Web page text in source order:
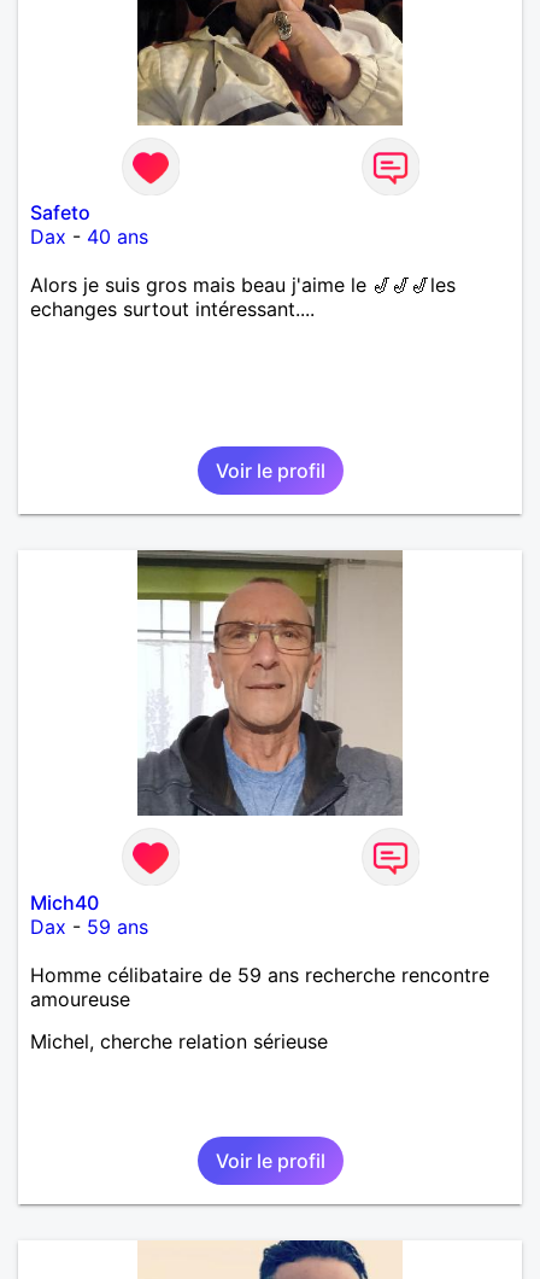
Safeto
Dax - 40 ans
Alors je suis gros mais beau j'aime le 🎷🎷🎷les
echanges surtout intéressant....
Voir le profil
Mich40
Dax - 59 ans
Homme célibataire de 59 ans recherche rencontre
amoureuse
Michel, cherche relation sérieuse
Voir le profil